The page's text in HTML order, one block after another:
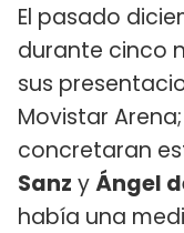
El pasado
durante cinco
sus
Movistar
concretaran
Sanz yÁngel
había una